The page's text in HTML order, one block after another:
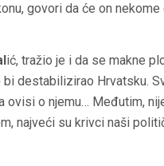
govori da će on
ić, tražio je i da se makne
destabilizirao Hrvatsku.
ovisi o njemu… Međutim,
najveći su krivci naši